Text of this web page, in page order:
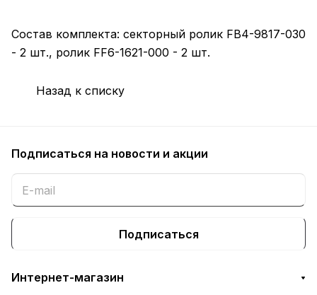
Состав комплекта: секторный ролик FB4-9817-030
- 2 шт., ролик FF6-1621-000 - 2 шт.
Назад к списку
Подписаться на новости и акции
Подписаться
Интернет-магазин